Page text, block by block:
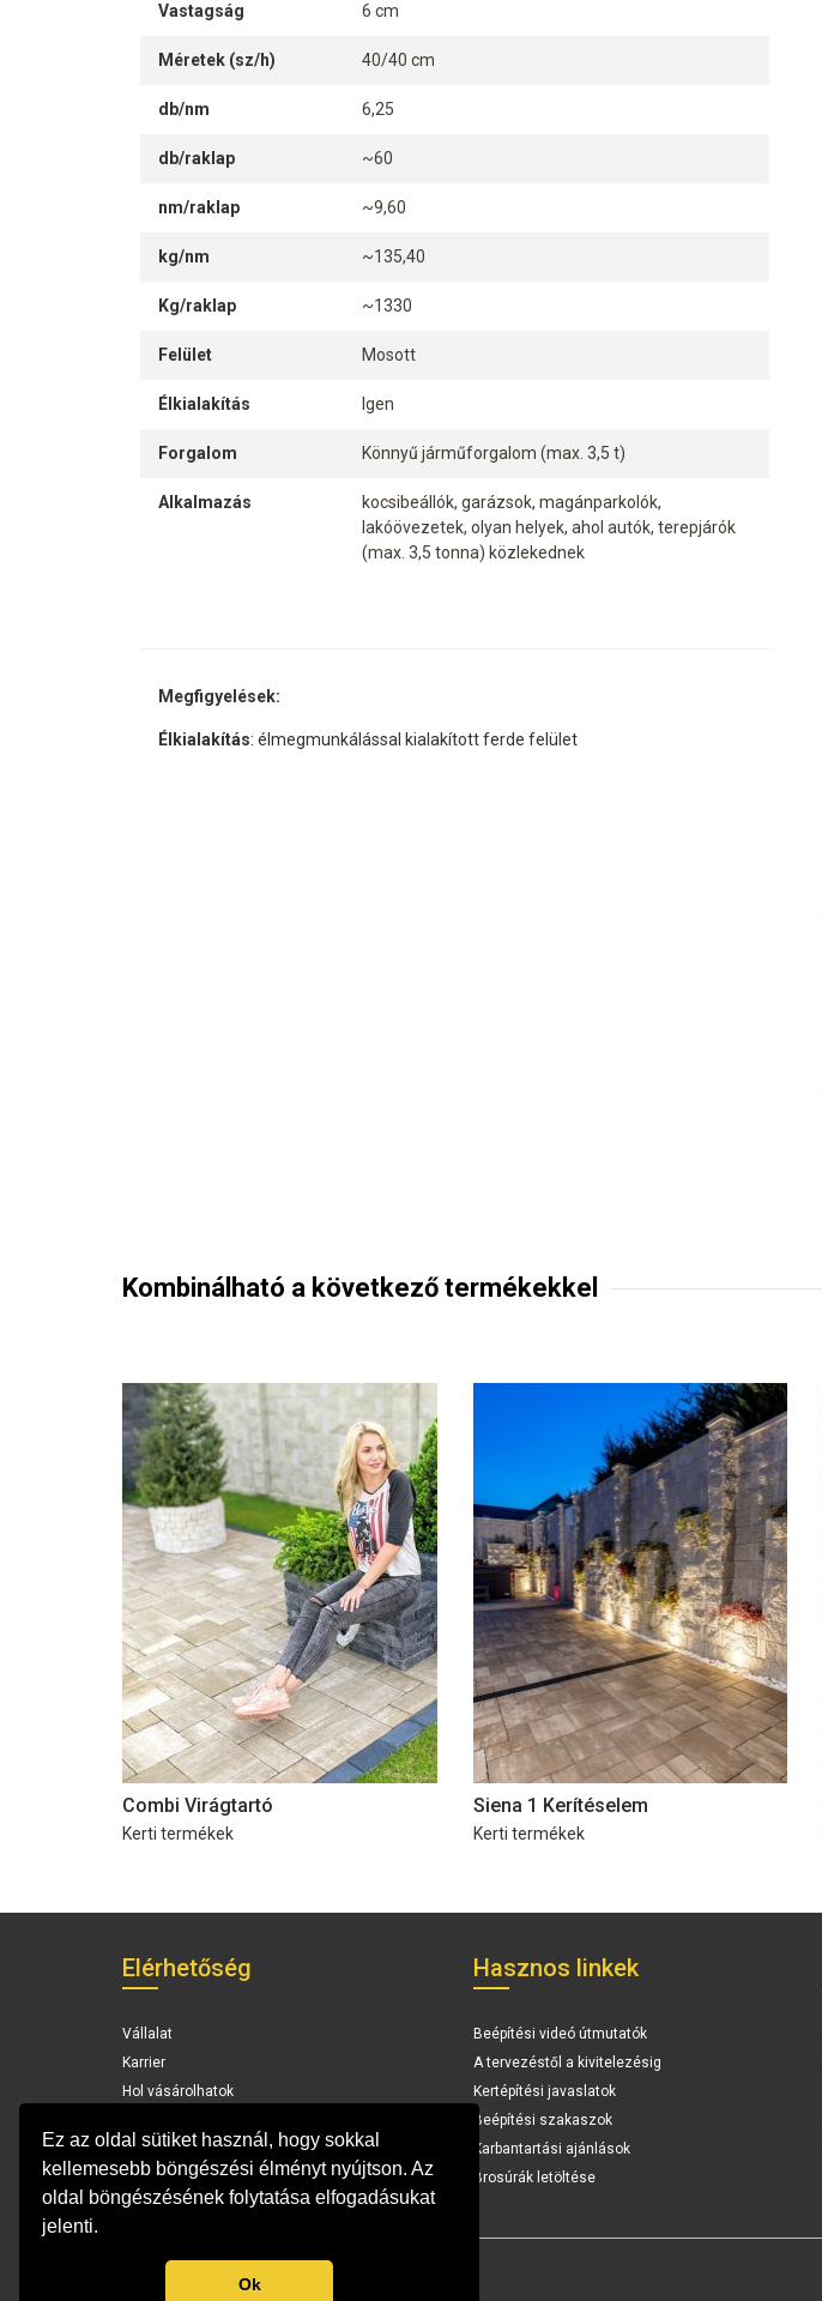
Ez az oldal sütiket használ, hogy sokkal
kellemesebb böngészési élményt nyújtson. Az
oldal böngészésének folytatása elfogadásukat
jelenti.
Ok
Vastagság 6 cm
Méretek (sz/h) 40/40 cm
db/nm 6,25
db/raklap ~60
nm/raklap ~9,60
kg/nm ~135,40
Kg/raklap ~1330
Felület Mosott
Élkialakítás Igen
Forgalom Könnyű járműforgalom (max. 3,5 t)
Alkalmazás
kocsibeállók, garázsok, magánparkolók,
lakóövezetek, olyan helyek, ahol autók, terepjárók
(max. 3,5 tonna) közlekednek
Megfigyelések:
Élkialakítás: élmegmunkálással kialakított ferde felület
Kombinálható a következő termékekkel
Combi Virágtartó
Kerti termékek
Siena 1 Kerítéselem
Kerti termékek
Elérhetőség
Vállalat
Karrier
Hol vásárolhatok
Hasznos linkek
Beépítési videó útmutatók
A tervezéstől a kivitelezésig
Kertépítési javaslatok
Beépítési szakaszok
Karbantartási ajánlások
Brosúrák letöltése